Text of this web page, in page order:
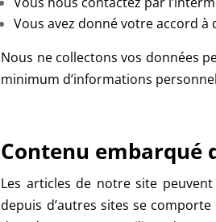
Vous avez donné votre accord
Nous ne collectons vos données
minimum d’informations
Contenu embarqué
Les articles de notre site
depuis d’autres sites se